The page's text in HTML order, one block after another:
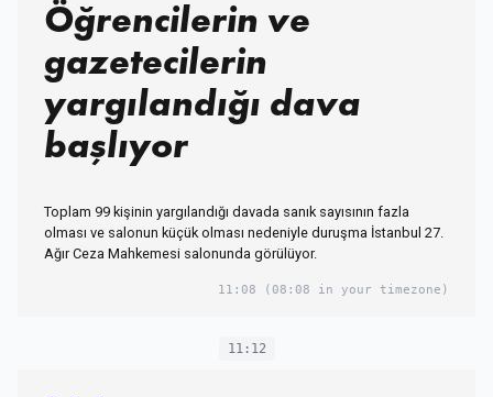
Öğrencilerin ve
gazetecilerin
yargılandığı dava
başlıyor
Toplam 99 kişinin yargılandığı davada sanık sayısının fazla
olması ve salonun küçük olması nedeniyle duruşma İstanbul 27.
Ağır Ceza Mahkemesi salonunda görülüyor.
11:08 (08:08 in your timezone)
11:12